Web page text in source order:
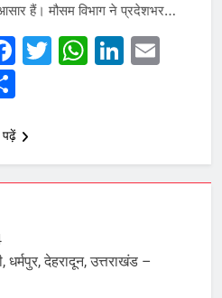
हैं। मौसम विभाग ने प्रदेशभर…
Facebook
Twitter
Share
देहरादून, उत्तराखंड –